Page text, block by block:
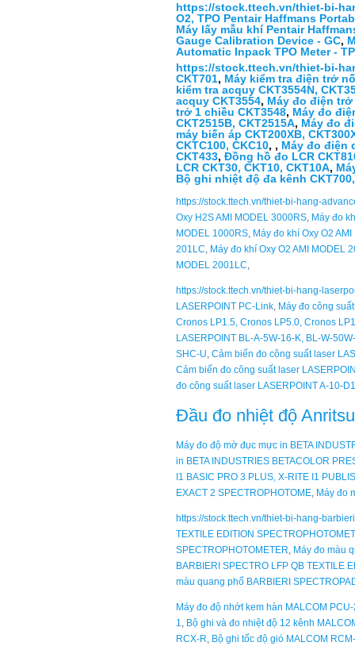
https://stock.ttech.vn/thiet-bi-
O2, TPO Pentair Haffmans
Máy lấy mẫu khí Pentair
Gauge Calibration Device - GC,
Automatic Inpack TPO Meter -
https://stock.ttech.vn/thiet-bi-
CKT701, Máy kiểm tra điện trở
kiểm tra acquy CKT3554N,
acquy CKT3554, Máy đo điện trở
trở 1 chiều CKT3548, Máy đo
CKT2515B, CKT2515A, Máy đo
máy biến áp CKT200XB,
CKTC100, CKC10, , Máy đo điện
CKT433, Đồng hồ đo LCR
LCR CKT30, CKT10, CKT10A,
Bộ ghi nhiệt độ đa kênh
https://stock.ttech.vn/thiet-bi-hang-
Oxy H2S AMI MODEL 3000RS, Máy đo
MODEL 1000RS, Máy đo khí Oxy O2 AMI
201LC, Máy đo khí Oxy O2 AMI MODEL
MODEL 2001LC,
https://stock.ttech.vn/thiet-bi-hang-
LASERPOINT PC-Link, Máy đo công
Cronos LP1.5, Cronos LP5.0, Cronos
LASERPOINT BL-A-5W-16-K, BL-W-
SHC-U, Cảm biến đo công suất laser
Cảm biến đo công suất laser
đo công suất laser LASERPOINT A-10-
Đầu đo nhiệt độ
Máy đo độ mờ đục mực in BETA
in BETA INDUSTRIES BETACOLOR
I1 BASIC PRO 3 PLUS, X-RITE I1
EXACT 2 SPECTROPHOTOME, Máy đo
https://stock.ttech.vn/thiet-bi-hang-
TEXTILE EDITION
SPECTROPHOTOMETER, Máy đo màu
BARBIERI SPECTRO LFP QB TEXTILE
màu quang phổ BARBIERI
Máy đo độ nhớt kem hàn MALCOM
1, Bộ ghi và đo nhiệt độ 12 kênh
RCX-R, Bộ ghi tốc độ gió MALCOM